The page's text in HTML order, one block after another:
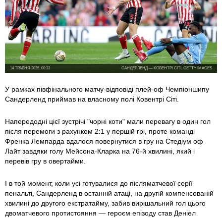
САНДЕРЛЕНД — КОВЕНТРІ СІТІ, GETTY IMAGES
14 ТРАВНЯ 2025, 00:33
У рамках півфінального матчу-відповіді плей-оф Чемпіоншипу
Сандерленд приймав на власному полі Ковентрі Сіті.
Напередодні цієї зустрічі "чорні коти" мали перевагу в один гол
після перемоги з рахунком 2:1 у першій грі, проте команді
Френка Лемпарда вдалося повернутися в гру на Стедіум оф
Лайт завдяки голу Мейсона-Кларка на 76-й хвилині, який і
перевів гру в овертайми.
І в той момент, коли усі готувалися до післяматчевої серії
пенальті, Сандерленд в останній атаці, на другій компенсованій
хвилині до другого екстратайму, забив вирішальний гол цього
двоматчевого протистояння — героєм епізоду став Деніел